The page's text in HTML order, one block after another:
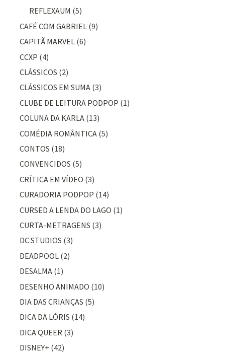
REFLEXAUM (5)
CAFÉ COM GABRIEL (9)
CAPITÃ MARVEL (6)
CCXP (4)
CLÁSSICOS (2)
CLÁSSICOS EM SUMA (3)
CLUBE DE LEITURA PODPOP (1)
COLUNA DA KARLA (13)
COMÉDIA ROMÂNTICA (5)
CONTOS (18)
CONVENCIDOS (5)
CRÍTICA EM VÍDEO (3)
CURADORIA PODPOP (14)
CURSED A LENDA DO LAGO (1)
CURTA-METRAGENS (3)
DC STUDIOS (3)
DEADPOOL (2)
DESALMA (1)
DESENHO ANIMADO (10)
DIA DAS CRIANÇAS (5)
DICA DA LÓRIS (14)
DICA QUEER (3)
DISNEY+ (42)